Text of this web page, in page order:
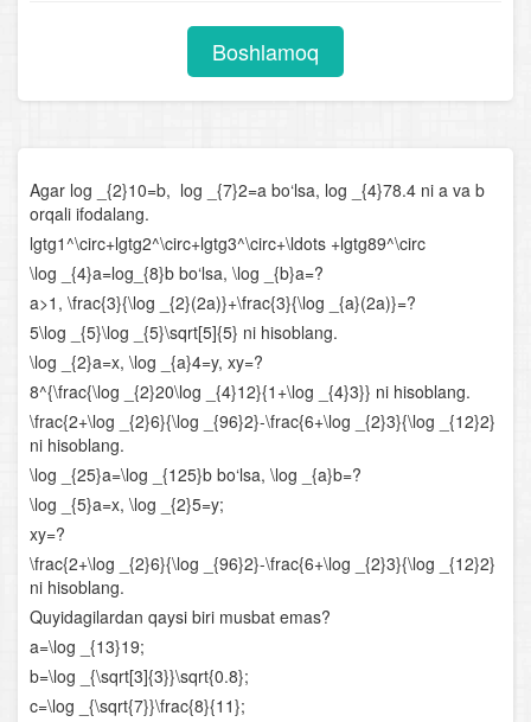
Parametrli chiziqli tenglamalar
Parametrli kvadrat tenglamalar
Chiziqli tenglamalar sistemasi
Chiziqli va ikkinchi darajali tenglamalar sistemasi
Ikkinchi va undan yuqori darajali tenglamalar sistemasi
Parametrli tenglamalar sistemasi
Tengsizliklar
Chiziqli tengsizliklar
Chiziqli tengsizliklar sistemasi
Oraliqlar usuli
Boshlamoq
Agar log _{2}10=b, log _{7}2=a bo‘lsa, log _{4}78.4 ni a va b
orqali ifodalang.
lgtg1^\circ+lgtg2^\circ+lgtg3^\circ+\ldots +lgtg89^\circ
\log _{4}a=log_{8}b bo‘lsa, \log _{b}a=?
a>1, \frac{3}{\log _{2}(2a)}+\frac{3}{\log _{a}(2a)}=?
5\log _{5}\log _{5}\sqrt[5]{5} ni hisoblang.
\log _{2}a=x, \log _{a}4=y, xy=?
8^{\frac{\log _{2}20\log _{4}12}{1+\log _{4}3}} ni hisoblang.
\frac{2+\log _{2}6}{\log _{96}2}-\frac{6+\log _{2}3}{\log _{12}2}
ni hisoblang.
\log _{25}a=\log _{125}b bo‘lsa, \log _{a}b=?
\log _{5}a=x, \log _{2}5=y;
xy=?
\frac{2+\log _{2}6}{\log _{96}2}-\frac{6+\log _{2}3}{\log _{12}2}
ni hisoblang.
Quyidagilardan qaysi biri musbat emas?
a=\log _{13}19;
b=\log _{\sqrt[3]{3}}\sqrt{0.8};
c=\log _{\sqrt{7}}\frac{8}{11};